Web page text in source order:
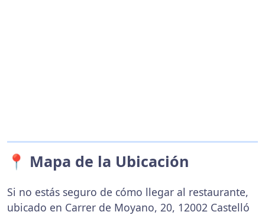
📍 Mapa de la Ubicación
Si no estás seguro de cómo llegar al restaurante,
ubicado en Carrer de Moyano, 20, 12002 Castelló